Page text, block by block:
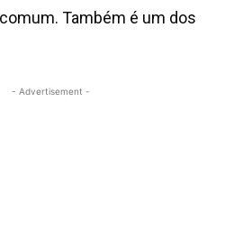
Também é um dos
- Advertisement -